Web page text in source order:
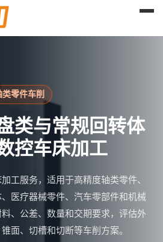
零件车削
类与常规回转体
控车床加工
工服务，适用于高精度轴类零件、
医疗器械零件、汽车零部件和机械
、公差、数量和交期要求，评估外
面、切槽和切断等车削方案。